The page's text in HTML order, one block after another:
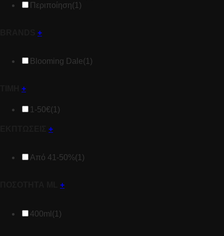
Περιποίηση(1)
+
Blooming Dale(1)
+
1-50€(1)
+
Από 41-50%(1)
+
400ml (1)